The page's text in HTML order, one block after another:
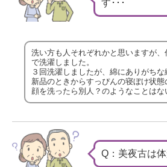
す･･･
洗い方も人それぞれかと思いますが
で洗濯しました。
３回洗濯しましたが、綿にありがち
新品のときからすっぴんの寝ぼけ状
顔を洗ったら別人？のようなことはな
Q：美夜古は